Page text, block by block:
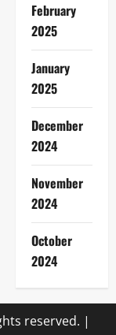
February
2025
January
2025
December
2024
November
2024
October
2024
reserved. |